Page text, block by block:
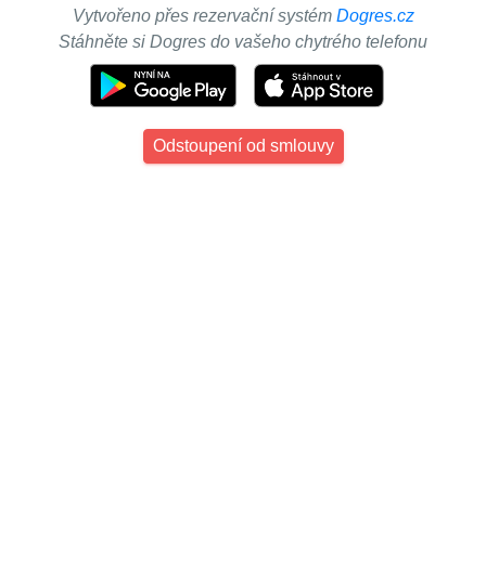
Vytvořeno přes rezervační systém Dogres.cz
Stáhněte si Dogres do vašeho chytrého telefonu
Odstoupení od smlouvy